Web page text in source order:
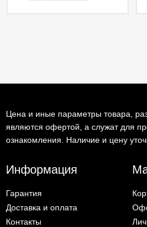
Цена и иные параметры товара,
являются офертой, а служат для
ознакомления. Наличие и цену
Информация
Гарантия
Доставка и оплата
Контакты